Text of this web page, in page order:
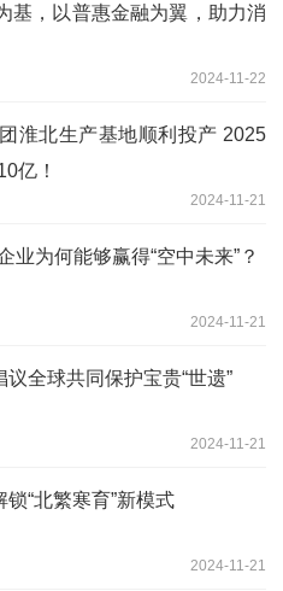
基，以普惠金融为翼，助力消
2024-11-22
淮北生产基地顺利投产 2025
亿！
2024-11-21
业为何能够赢得“空中未来”？
2024-11-21
全球共同保护宝贵“世遗”
2024-11-21
“北繁寒育”新模式
2024-11-21